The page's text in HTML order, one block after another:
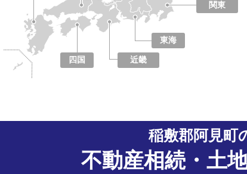
関東
東海
愛知県
岐阜県
三重県
静岡県
近畿
四国
稲敷郡阿見町
不動産相続・土